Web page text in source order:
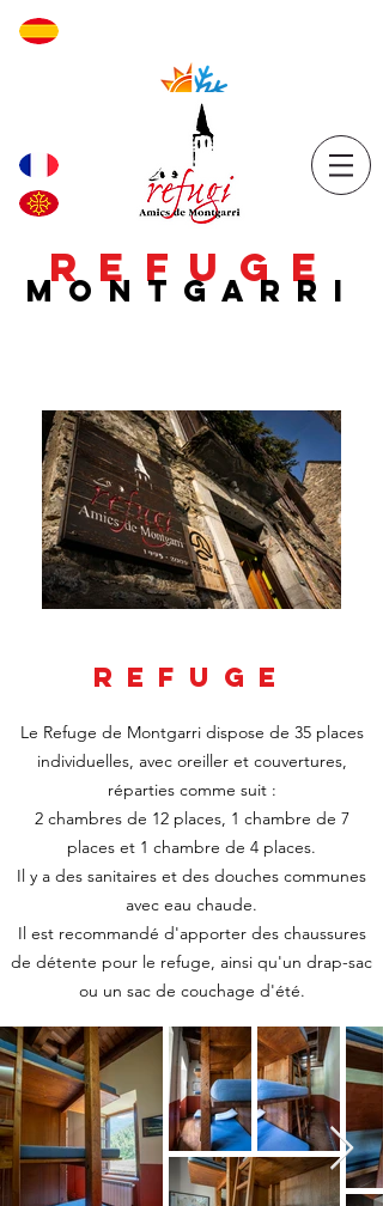
REFUGE
MONTGARRI
REFUGE
Le Refuge de Montgarri dispose de 35 places
individuelles, avec oreiller et couvertures,
réparties comme suit :
2 chambres de 12 places, 1 chambre de 7
places et 1 chambre de 4 places.
Il y a des sanitaires et des douches communes
avec eau chaude.
Il est recommandé d'apporter des chaussures
de détente pour le refuge, ainsi qu'un drap-sac
ou un sac de couchage d'été.